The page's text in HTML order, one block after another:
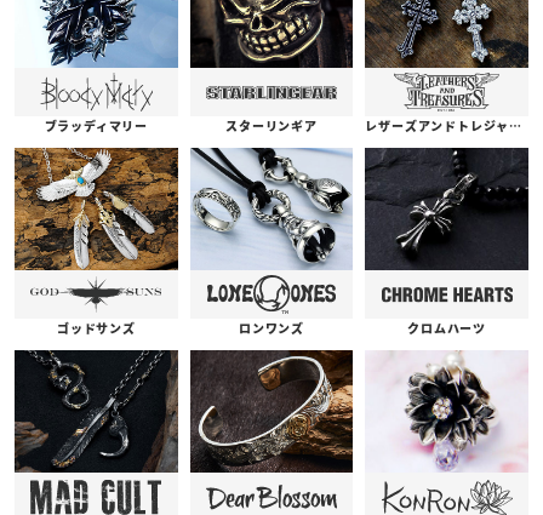
ブラッディマリー スターリンギア レザーズアンドトレジャーズ
ゴッドサンズ ロンワンズ クロムハーツ